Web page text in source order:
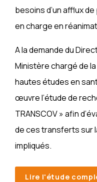
besoins d’un afflux
en charge en
A la demande du
Ministère chargé de la
hautes études en
œuvre l’étude de
TRANSCOV » afin
de ces transferts sur
impliqués.
Lire l'étude